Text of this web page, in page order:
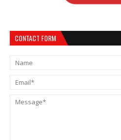
CONTACT FORM